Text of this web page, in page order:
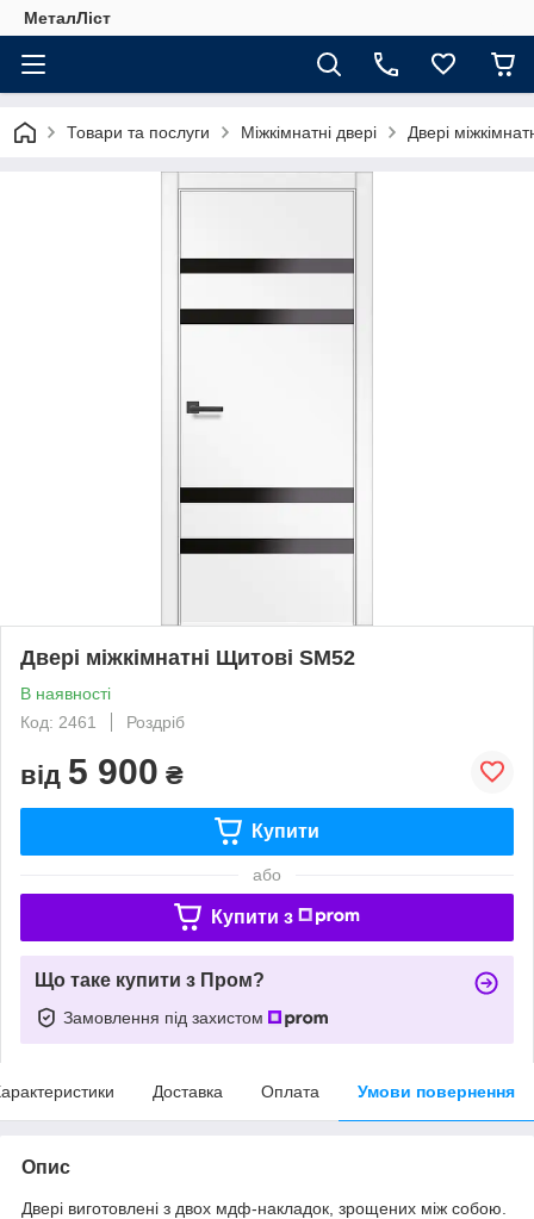
МеталЛіст
Товари та послуги Міжкімнатні двері Двері
Двері міжкімнатні Щитові SM52
В наявності
Код: 2461
Роздріб
від 5 900 ₴
Купити
або
Купити з
Що таке купити з Пром?
Замовлення під захистом
Доставка Оплата Умови повернення
Опис
Двері виготовлені з двох мдф-накладок, зрощених між собою.